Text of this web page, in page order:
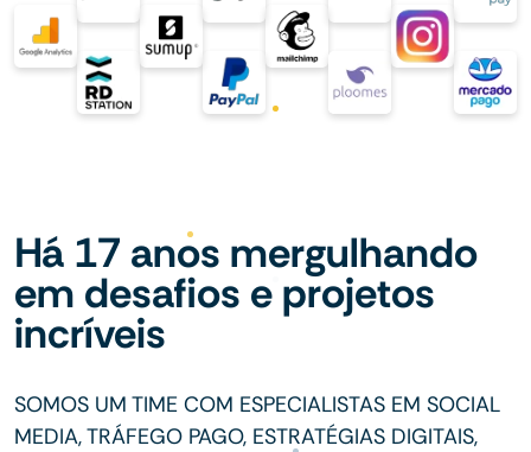
Há 17 anos mergulhando
em desafios e projetos
incríveis
SOMOS UM TIME COM ESPECIALISTAS EM SOCIAL
MEDIA, TRÁFEGO PAGO, ESTRATÉGIAS DIGITAIS,